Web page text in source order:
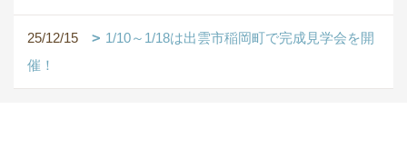
25/12/15
1/10～1/18は出雲市稲岡町で完成見学会を開
催！